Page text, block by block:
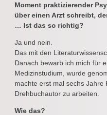
Moment praktizierender
über einen Arzt schreibt,
… Ist das so richtig?
Ja und nein.
Das mit den
Danach bewarb ich mich für
Medizinstudium, wurde
machte erst mal sechs Jahre
Drehbuchautor zu arbeiten.
Wie das?